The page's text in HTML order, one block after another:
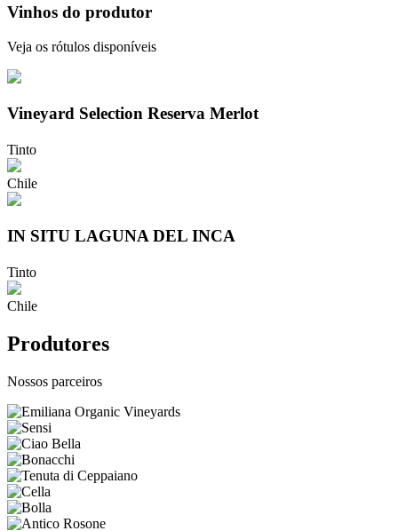
Vinhos do produtor
Veja os rótulos disponíveis
Vineyard Selection Reserva Merlot
Tinto
Chile
IN SITU LAGUNA DEL INCA
Tinto
Chile
Produtores
Nossos parceiros